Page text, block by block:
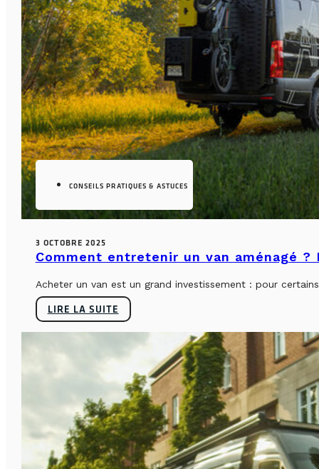
CONSEILS PRATIQUES & ASTUCES
3 OCTOBRE 2025
Comment entretenir un van aménagé
Acheter un van est un grand investissement : pour
LIRE LA SUITE